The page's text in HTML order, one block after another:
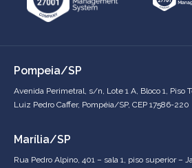
Pompeia/SP
Avenida Perimetral, s/n, Lote 1 A, Bloco 1, Piso
Luiz Pedro Caffer, Pompéia/SP, CEP 17586-220
Marília/SP
Rua Pedro Alpino, 401 – sala 1, piso superior –